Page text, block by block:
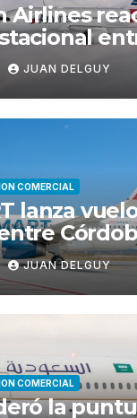
Airlines
JUAN DELGUY
COMERCIAL
lanza
JUAN DELGUY
COMERCIAL
la